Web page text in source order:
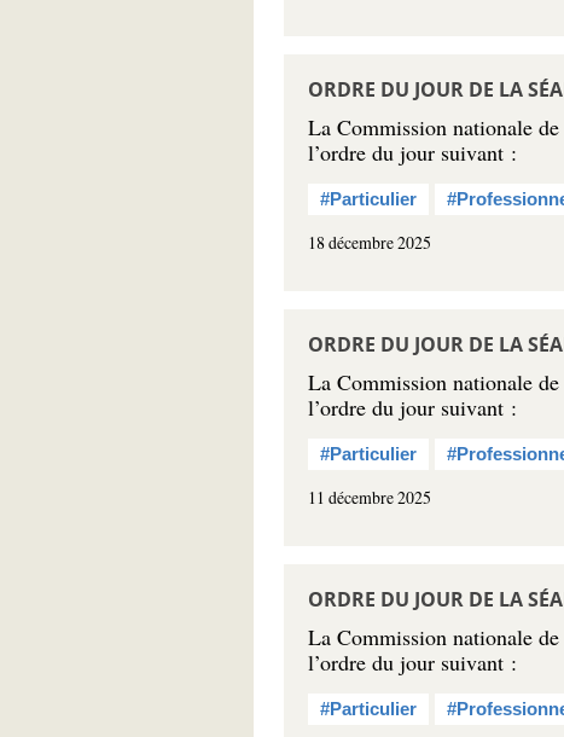
ORDRE DU JOUR DE LA
La Commission nationale
l’ordre du jour suivant :
#Particulier
18 décembre 2025
ORDRE DU JOUR DE LA
La Commission nationale
l’ordre du jour suivant :
#Particulier
11 décembre 2025
ORDRE DU JOUR DE LA
La Commission nationale
l’ordre du jour suivant :
#Particulier